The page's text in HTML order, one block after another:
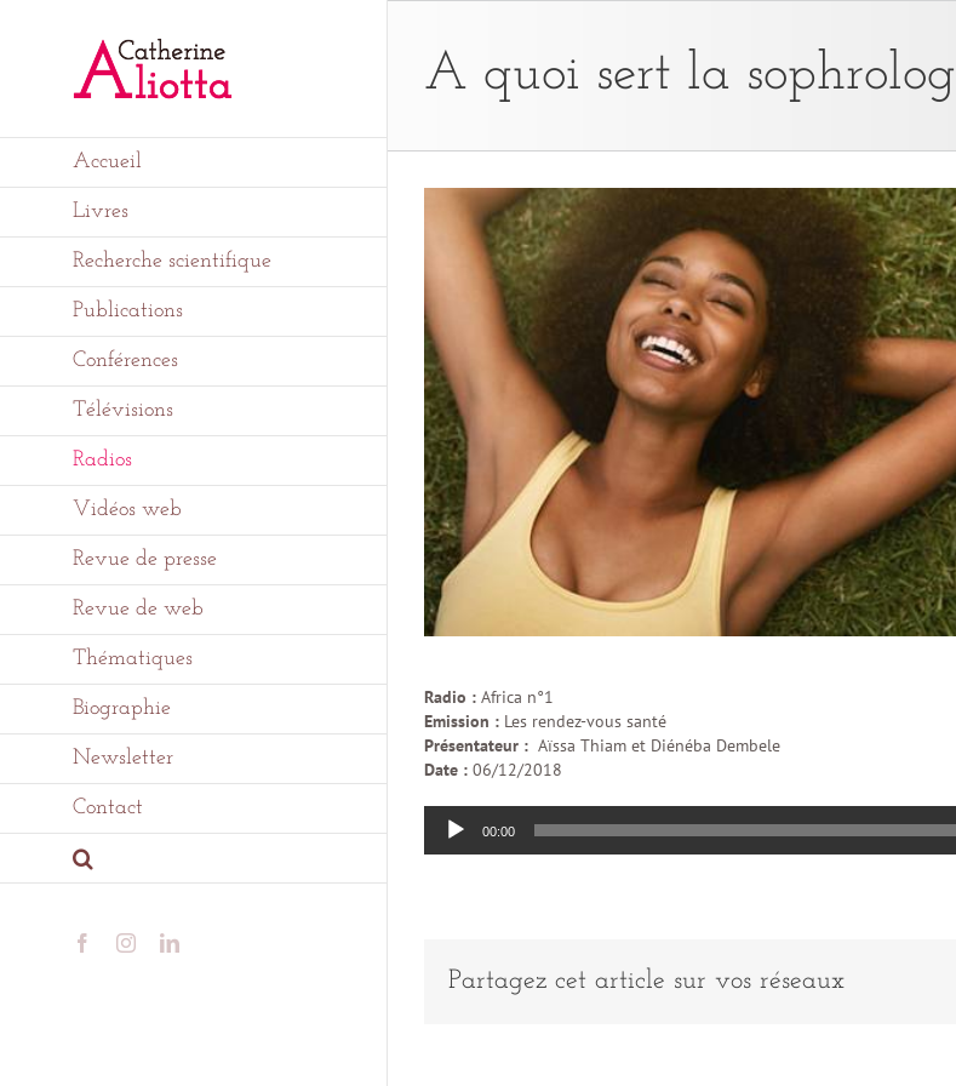
Accueil
Livres
Recherche scientifique
Publications
Conférences
Télévisions
Radios
Vidéos web
Revue de presse
Revue de web
Thématiques
Biographie
Newsletter
Contact
FacebookInstagramLinkedIn
A quoi sert la
Radio : Africa n°1
Emission : Les rendez-vous santé
Présentateur : Aïssa Thiam et Diénéba Dembele
Date : 06/12/2018
Lecteur
audio
00:00
Partagez cet article sur vos réseaux